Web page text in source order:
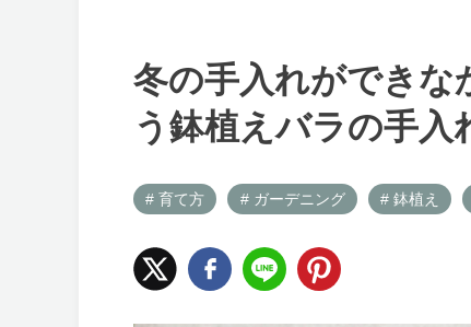
冬の手入れができな
う鉢植えバラの手入
# 育て方 # ガーデニング # 鉢植え